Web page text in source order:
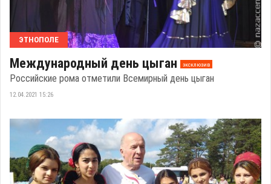
ЭТНОПОЛЕ
Международный день цыган эксклюзив
Российские рома отметили Всемирный день цыган
12.04.2021 15:26